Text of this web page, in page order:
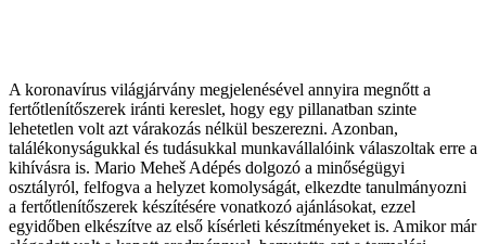
A koronavírus világjárvány megjelenésével annyira megnőtt a
fertőtlenítőszerek iránti kereslet, hogy egy pillanatban szinte
lehetetlen volt azt várakozás nélkül beszerezni. Azonban,
találékonyságukkal és tudásukkal munkavállalóink válaszoltak erre a
kihívásra is. Mario Meheš Adépés dolgozó a minőségügyi
osztályról, felfogva a helyzet komolyságát, elkezdte tanulmányozni
a fertőtlenítőszerek készítésére vonatkozó ajánlásokat, ezzel
egyidőben elkészítve az első kísérleti készítményeket is. Amikor már